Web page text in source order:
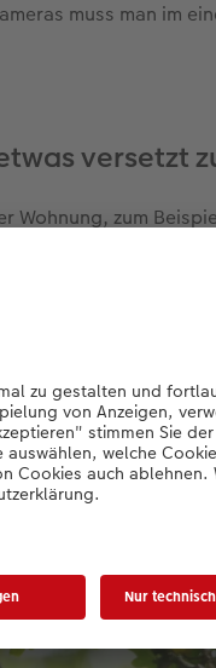
muss man im
versetzt
Wohnung, zum
heraus. Der
in der Regel vom
vorkommt.